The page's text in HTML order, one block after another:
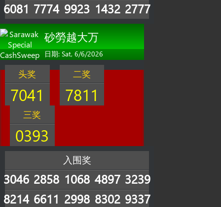
6081 7774 9923 1432 2777
砂勞越大万
日期: Sat, 6/6/2026
头奖
7041
二奖
7811
三奖
0393
入围奖
3046 2858 1068 4897 3239
8214 6611 2998 8302 9337